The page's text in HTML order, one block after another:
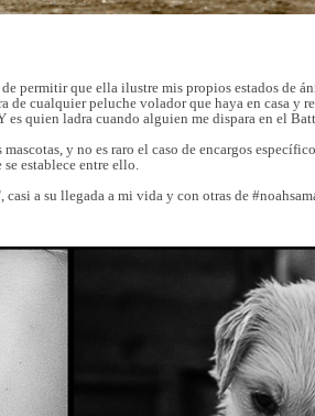
de permitir que ella ilustre mis propios estados de
cualquier peluche volador que haya en casa y
quien ladra cuando alguien me dispara en el
y no es raro el caso de encargos
establece entre ello.
a su llegada a mi vida y con otras de